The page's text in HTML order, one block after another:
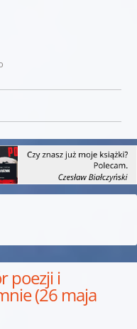
poezji i
(26 maja